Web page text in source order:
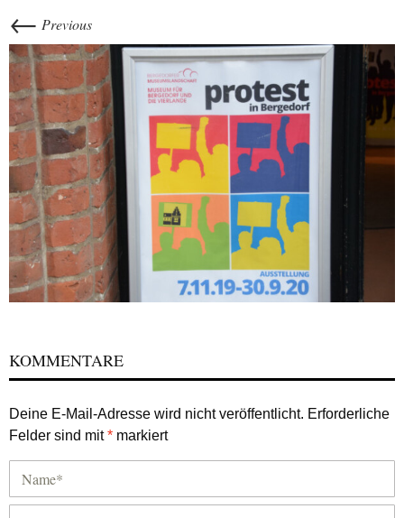
← Previous
KOMMENTARE
Deine E-Mail-Adresse wird nicht veröffentlicht. Erforderliche
Felder sind mit* markiert